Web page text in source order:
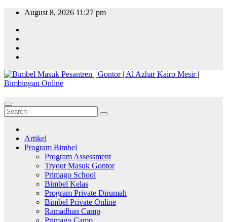
Skip
content
August 8, 2026 11:27 pm
Artikel
Program Bimbel
Program Assessment
Tryout Masuk Gontor
Primago School
Bimbel Kelas
Program Private Dirumah
Bimbel Private Online
Ramadhan Camp
Primago Camp